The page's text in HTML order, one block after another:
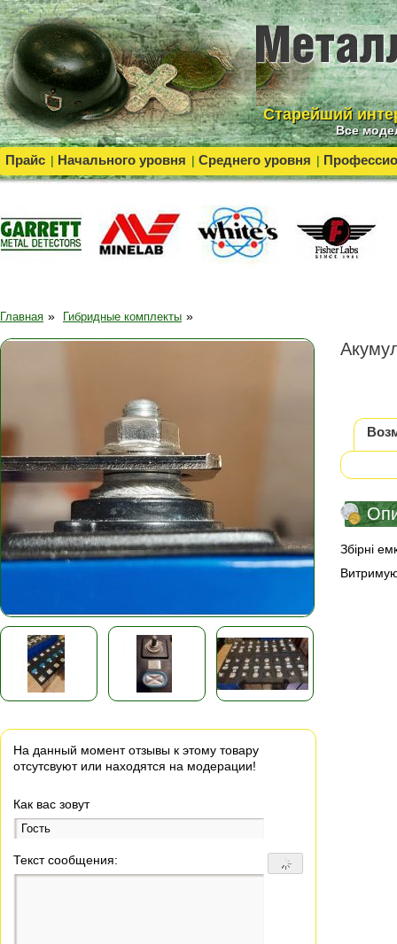
Cтарейший
Все
Прайс | Начального уровня | Среднего уровня |
Главная » Гибридные комплекты »
На данный момент отзывы к этому товару
отсутсвуют или находятся на модерации!
Как вас зовут
Текст сообщения:
Збірні